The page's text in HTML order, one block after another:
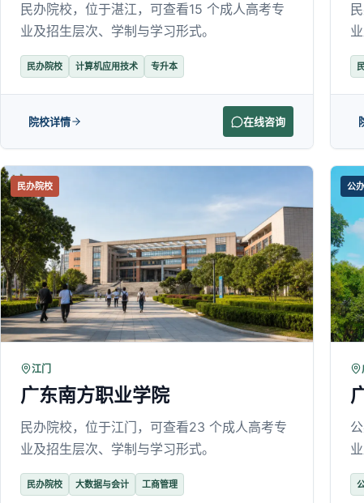
民办院校，位于湛江，可查看15 个成人高考专
业及招生层次、学制与学习形式。
民办院校 计算机应用技术 专升本
院校详情 在线咨询
民办院校
江门
广东南方职业学院
民办院校，位于江门，可查看23 个成人高考专
业及招生层次、学制与学习形式。
民办院校 大数据与会计 工商管理
公